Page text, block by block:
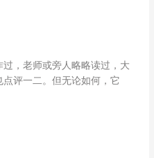
，老师或旁人略略读过，大
评一二。但无论如何，它